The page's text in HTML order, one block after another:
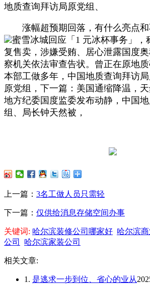
地质查询拜访局原党组、
涨幅超预期回落，有什么亮点和
蜜雪冰城回应「1 元冰杯事务」，
复售卖，涉嫌受贿、居心泄露国度
察机关依法审查告状。曾正在原地
本部工做多年，中国地质查询拜访
原党组，下一篇：美国通缩降温，
地方纪委国度监委发布动静，中国
组、局长钟天然被，
上一篇： 3名工做人员只需轻
下一篇： 仅供给消息存储空间办事
关键词: 哈尔滨装修公司哪家好 哈尔滨
公司
哈尔滨家装公司
相关文章:
1. 是逃求一步到位、省心的业从